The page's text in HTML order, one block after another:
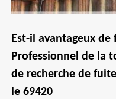
Est-il avantageux de
Professionnel de la
de recherche de
le 69420